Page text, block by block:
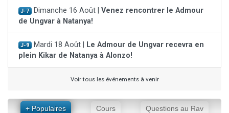
J-7 Dimanche 16 Août | Venez rencontrer le Admour
de Ungvar à Natanya!
J-9 Mardi 18 Août |
Le Admour de Ungvar recevra en
plein Kikar de Natanya à Alonzo!
Voir tous les événements à venir
+ Populaires Cours Questions au Rav